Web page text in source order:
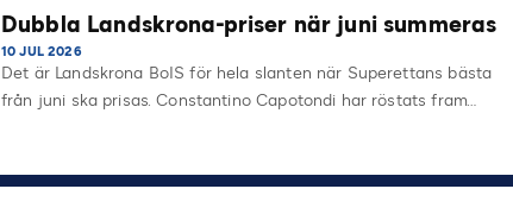
Dubbla Landskrona-priser när juni summeras
10 JUL 2026
Det är Landskrona BoIS för hela slanten när Superettans bästa
från juni ska prisas. Constantino Capotondi har röstats fram…